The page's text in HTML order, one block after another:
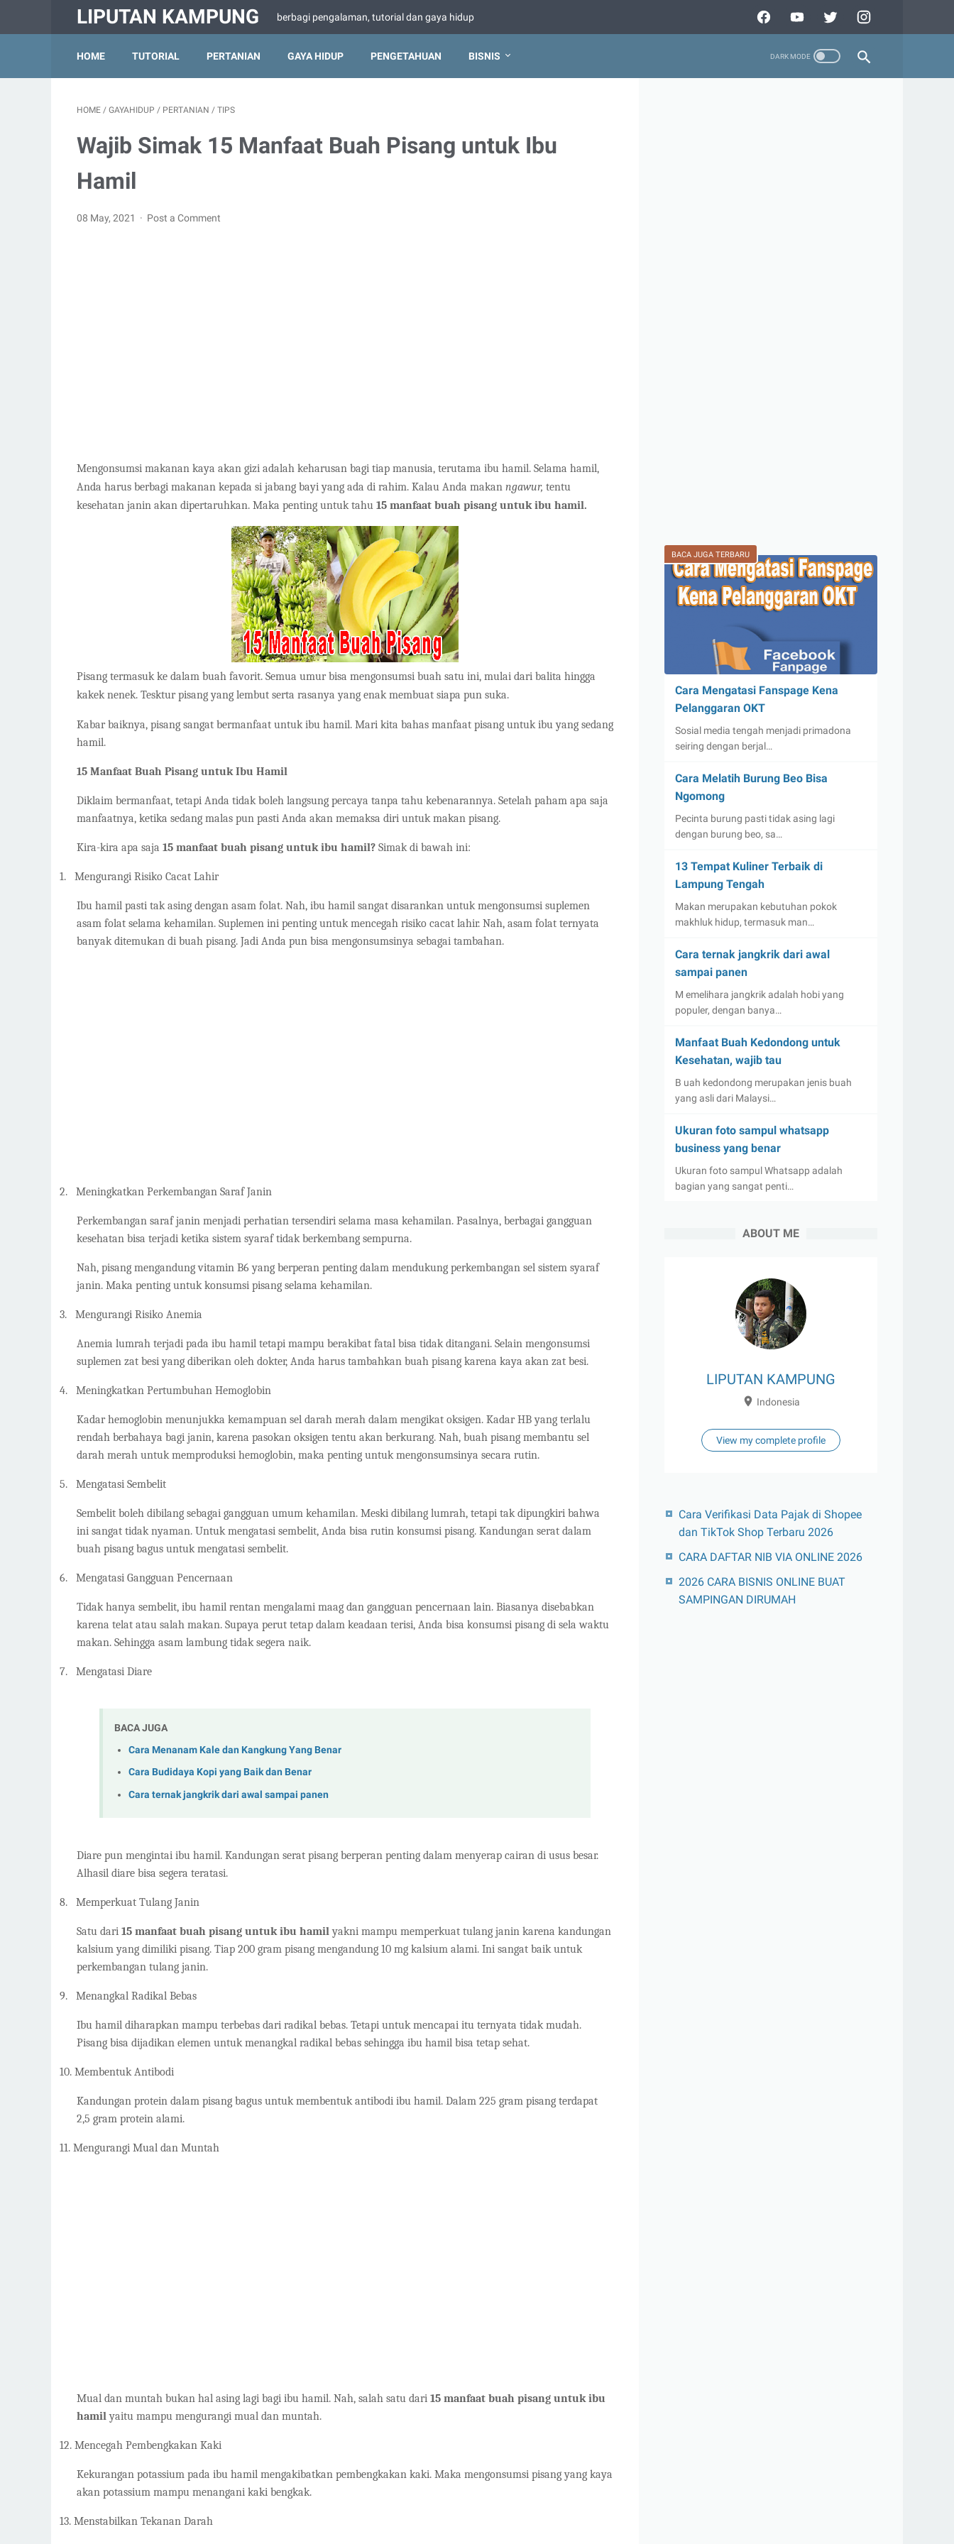
LIPUTAN KAMPUNG berbagi pengalaman, tutorial dan gaya hidup
HOME TUTORIAL PERTANIAN GAYA HIDUP PENGETAHUAN BISNIS
HOME / GAYAHIDUP / PERTANIAN / TIPS
Wajib Simak 15 Manfaat Buah Pisang untuk Ibu
Hamil
08 May, 2021 Post a Comment
Mengonsumsi makanan kaya akan gizi adalah keharusan bagi tiap manusia, terutama ibu hamil. Selama hamil,
Anda harus berbagi makanan kepada si jabang bayi yang ada di rahim. Kalau Anda makan ngawur, tentu
kesehatan janin akan dipertaruhkan. Maka penting untuk tahu 15 manfaat buah pisang untuk ibu hamil.
Pisang termasuk ke dalam buah favorit. Semua umur bisa mengonsumsi buah satu ini, mulai dari balita hingga
kakek nenek. Tesktur pisang yang lembut serta rasanya yang enak membuat siapa pun suka.
Kabar baiknya, pisang sangat bermanfaat untuk ibu hamil. Mari kita bahas manfaat pisang untuk ibu yang sedang
hamil.
15 Manfaat Buah Pisang untuk Ibu Hamil
Diklaim bermanfaat, tetapi Anda tidak boleh langsung percaya tanpa tahu kebenarannya. Setelah paham apa saja
manfaatnya, ketika sedang malas pun pasti Anda akan memaksa diri untuk makan pisang.
Kira-kira apa saja 15 manfaat buah pisang untuk ibu hamil? Simak di bawah ini:
1. Mengurangi Risiko Cacat Lahir
Ibu hamil pasti tak asing dengan asam folat. Nah, ibu hamil sangat disarankan untuk mengonsumsi suplemen
asam folat selama kehamilan. Suplemen ini penting untuk mencegah risiko cacat lahir. Nah, asam folat ternyata
banyak ditemukan di buah pisang. Jadi Anda pun bisa mengonsumsinya sebagai tambahan.
2. Meningkatkan Perkembangan Saraf Janin
Perkembangan saraf janin menjadi perhatian tersendiri selama masa kehamilan. Pasalnya, berbagai gangguan
kesehatan bisa terjadi ketika sistem syaraf tidak berkembang sempurna.
Nah, pisang mengandung vitamin B6 yang berperan penting dalam mendukung perkembangan sel sistem syaraf
janin. Maka penting untuk konsumsi pisang selama kehamilan.
3. Mengurangi Risiko Anemia
Anemia lumrah terjadi pada ibu hamil tetapi mampu berakibat fatal bisa tidak ditangani. Selain mengonsumsi
suplemen zat besi yang diberikan oleh dokter, Anda harus tambahkan buah pisang karena kaya akan zat besi.
4. Meningkatkan Pertumbuhan Hemoglobin
Kadar hemoglobin menunjukka kemampuan sel darah merah dalam mengikat oksigen. Kadar HB yang terlalu
rendah berbahaya bagi janin, karena pasokan oksigen tentu akan berkurang. Nah, buah pisang membantu sel
darah merah untuk memproduksi hemoglobin, maka penting untuk mengonsumsinya secara rutin.
5. Mengatasi Sembelit
Sembelit boleh dibilang sebagai gangguan umum kehamilan. Meski dibilang lumrah, tetapi tak dipungkiri bahwa
ini sangat tidak nyaman. Untuk mengatasi sembelit, Anda bisa rutin konsumsi pisang. Kandungan serat dalam
buah pisang bagus untuk mengatasi sembelit.
6. Mengatasi Gangguan Pencernaan
Tidak hanya sembelit, ibu hamil rentan mengalami maag dan gangguan pencernaan lain. Biasanya disebabkan
karena telat atau salah makan. Supaya perut tetap dalam keadaan terisi, Anda bisa konsumsi pisang di sela waktu
makan. Sehingga asam lambung tidak segera naik.
7. Mengatasi Diare
BACA JUGA
Cara Menanam Kale dan Kangkung Yang Benar
Cara Budidaya Kopi yang Baik dan Benar
Cara ternak jangkrik dari awal sampai panen
Diare pun mengintai ibu hamil. Kandungan serat pisang berperan penting dalam menyerap cairan di usus besar.
Alhasil diare bisa segera teratasi.
8. Memperkuat Tulang Janin
Satu dari 15 manfaat buah pisang untuk ibu hamilyakni mampu memperkuat tulang janin karena kandungan
kalsium yang dimiliki pisang. Tiap 200 gram pisang mengandung 10 mg kalsium alami. Ini sangat baik untuk
perkembangan tulang janin.
9. Menangkal Radikal Bebas
Ibu hamil diharapkan mampu terbebas dari radikal bebas. Tetapi untuk mencapai itu ternyata tidak mudah.
Pisang bisa dijadikan elemen untuk menangkal radikal bebas sehingga ibu hamil bisa tetap sehat.
10. Membentuk Antibodi
Kandungan protein dalam pisang bagus untuk membentuk antibodi ibu hamil. Dalam 225 gram pisang terdapat
2,5 gram protein alami.
11. Mengurangi Mual dan Muntah
Mual dan muntah bukan hal asing lagi bagi ibu hamil. Nah, salah satu dari 15 manfaat buah pisang untuk ibu
hamilyaitu mampu mengurangi mual dan muntah.
12. Mencegah Pembengkakan Kaki
Kekurangan potassium pada ibu hamil mengakibatkan pembengkakan kaki. Maka mengonsumsi pisang yang kaya
akan potassium mampu menangani kaki bengkak.
13. Menstabilkan Tekanan Darah
BACA JUGA TERBARU
Cara Mengatasi Fanspage Kena
Pelanggaran OKT
Sosial media tengah menjadi primadona
seiring dengan berjal…
Cara Melatih Burung Beo Bisa
Ngomong
Pecinta burung pasti tidak asing lagi
dengan burung beo, sa…
13 Tempat Kuliner Terbaik di
Lampung Tengah
Makan merupakan kebutuhan pokok
makhluk hidup, termasuk man…
Cara ternak jangkrik dari awal
sampai panen
M emelihara jangkrik adalah hobi yang
populer, dengan banya…
Manfaat Buah Kedondong untuk
Kesehatan, wajib tau
B uah kedondong merupakan jenis buah
yang asli dari Malaysi…
Ukuran foto sampul whatsapp
business yang benar
Ukuran foto sampul Whatsapp adalah
bagian yang sangat penti…
ABOUT ME
LIPUTAN KAMPUNG
Indonesia
View my complete profile
Cara Verifikasi Data Pajak di Shopee
dan TikTok Shop Terbaru 2026
CARA DAFTAR NIB VIA ONLINE 2026
2026 CARA BISNIS ONLINE BUAT
SAMPINGAN DIRUMAH